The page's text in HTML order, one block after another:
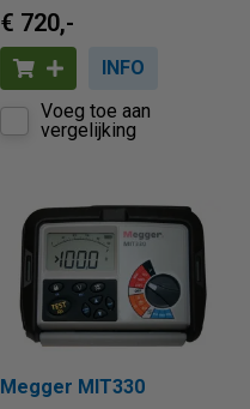
€ 720,-
INFO
Voeg toe aan
vergelijking
Megger MIT330